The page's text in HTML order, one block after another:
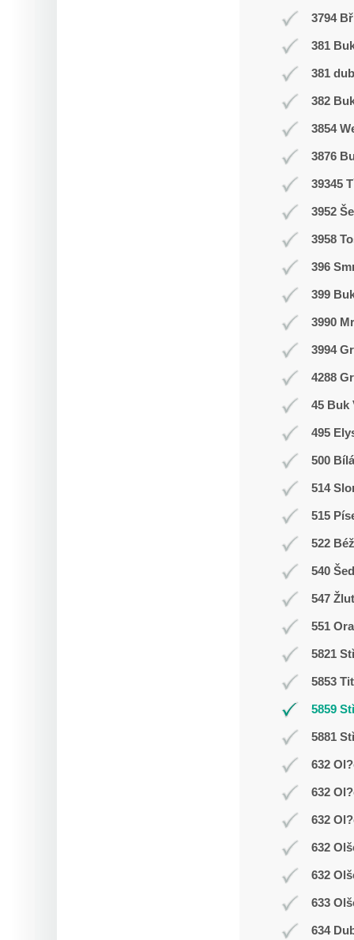
3794
381
381 dub
382
3854
3876
39345
3952
3958
396
399
3990
3994
4288
45 Buk
495
500 Bílá
514
515
522
540
547
551
5821
5853
5859
5881
632
632
632
632
632
633
634